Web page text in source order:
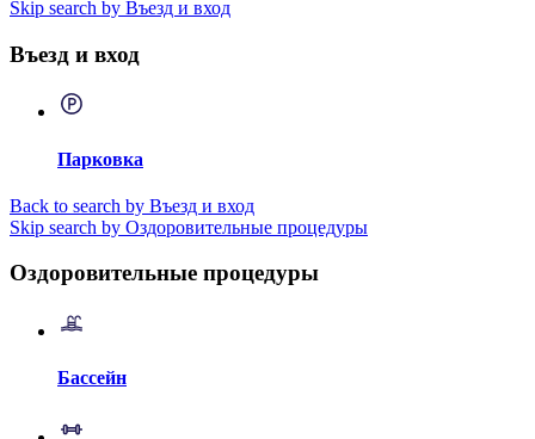
Skip search by Въезд и вход
Въезд и вход
Парковка
Back to search by Въезд и вход
Skip search by Оздоровительные процедуры
Оздоровительные процедуры
Бассейн